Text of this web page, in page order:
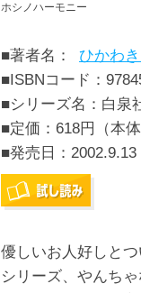
ホシノハーモニー
■著者名：
ひかわ
■ISBNコード：
■シリーズ名：白泉
■定価：618円（本
■発売日： 2002.9.13
優しいお人好しと
シリーズ、やんち